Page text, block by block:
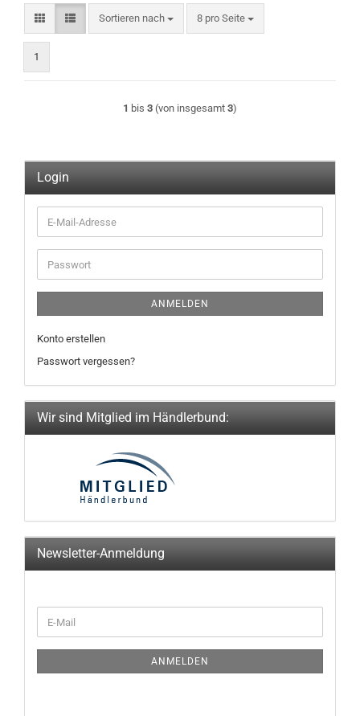
Sortieren nach
Sortieren nach 8 pro Seite
pro Seite
1
1 bis 3 (von insgesamt 3)
Login
E-
Mail-
Adresse
Passwort
ANMELDEN
Konto erstellen
Passwort vergessen?
Wir sind Mitglied im Händlerbund:
Newsletter-Anmeldung
ZUR
E-
Mail
ANMELDEN